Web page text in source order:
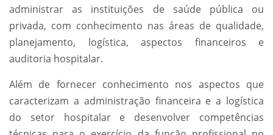
administrar as instituições de saúde pública ou
privada, com conhecimento nas áreas de qualidade,
planejamento, logística, aspectos financeiros e
auditoria hospitalar.
Além de fornecer conhecimento nos aspectos que
caracterizam a administração financeira e a logística
do setor hospitalar e desenvolver competências